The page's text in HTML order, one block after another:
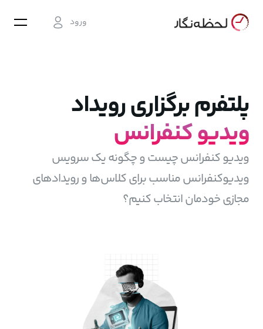
ورود
پلتفرم برگزاری رویداد
ویدیو کنفرانس
ویدیو کنفرانس چیست و چگونه یک سرویس
ویدیوکنفرانس مناسب برای کلاس‌ها و رویدادهای
مجازی خودمان انتخاب کنیم؟